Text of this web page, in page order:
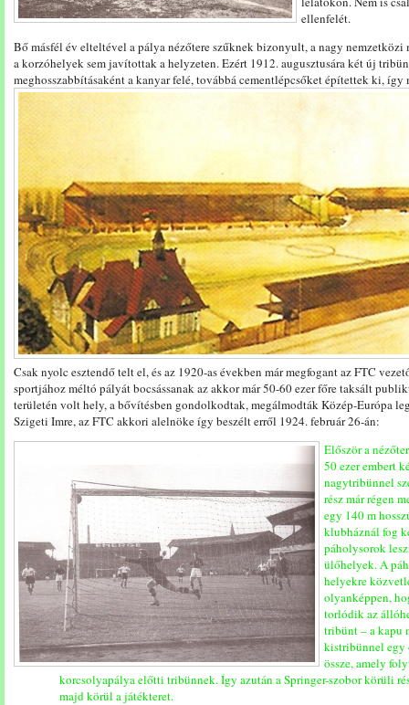
ellenfelét.
Bő másfél év elteltével a pálya nézőtere szűknek bizonyult, a nagy nemzetközi
a korzóhelyek sem javítottak a helyzeten. Ezért 1912. augusztusára két új
meghosszabbításaként a kanyar felé, továbbá cementlépcsőket építettek ki,
Csak nyolc esztendő telt el, és az 1920-as években már megfogant az FTC
sportjához méltó pályát bocsássanak az akkor már 50-60 ezer főre taksált
területén volt hely, a bővítésben gondolkodtak, megálmodták Közép-Európa
Szigeti Imre, az FTC akkori alelnöke így beszélt erről 1924. február 26-án:
Először a
50 ezer embert
nagytribünnel
rész már régen
egy 140 m
klubháznál fog
páholysorok
ülőhelyek. A
helyekre
olyanképpen,
torlódik az
tribünt – a kapu
kistribünnel egy
össze, amely
korcsolyapálya előtti tribünnek. Így azután a Springer-szobor körüli
majd körül a játékteret.